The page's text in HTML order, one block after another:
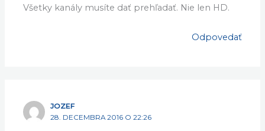
Všetky kanály musíte dať prehľadať. Nie len HD.
Odpovedať
JOZEF
28. DECEMBRA 2016 O 22:26